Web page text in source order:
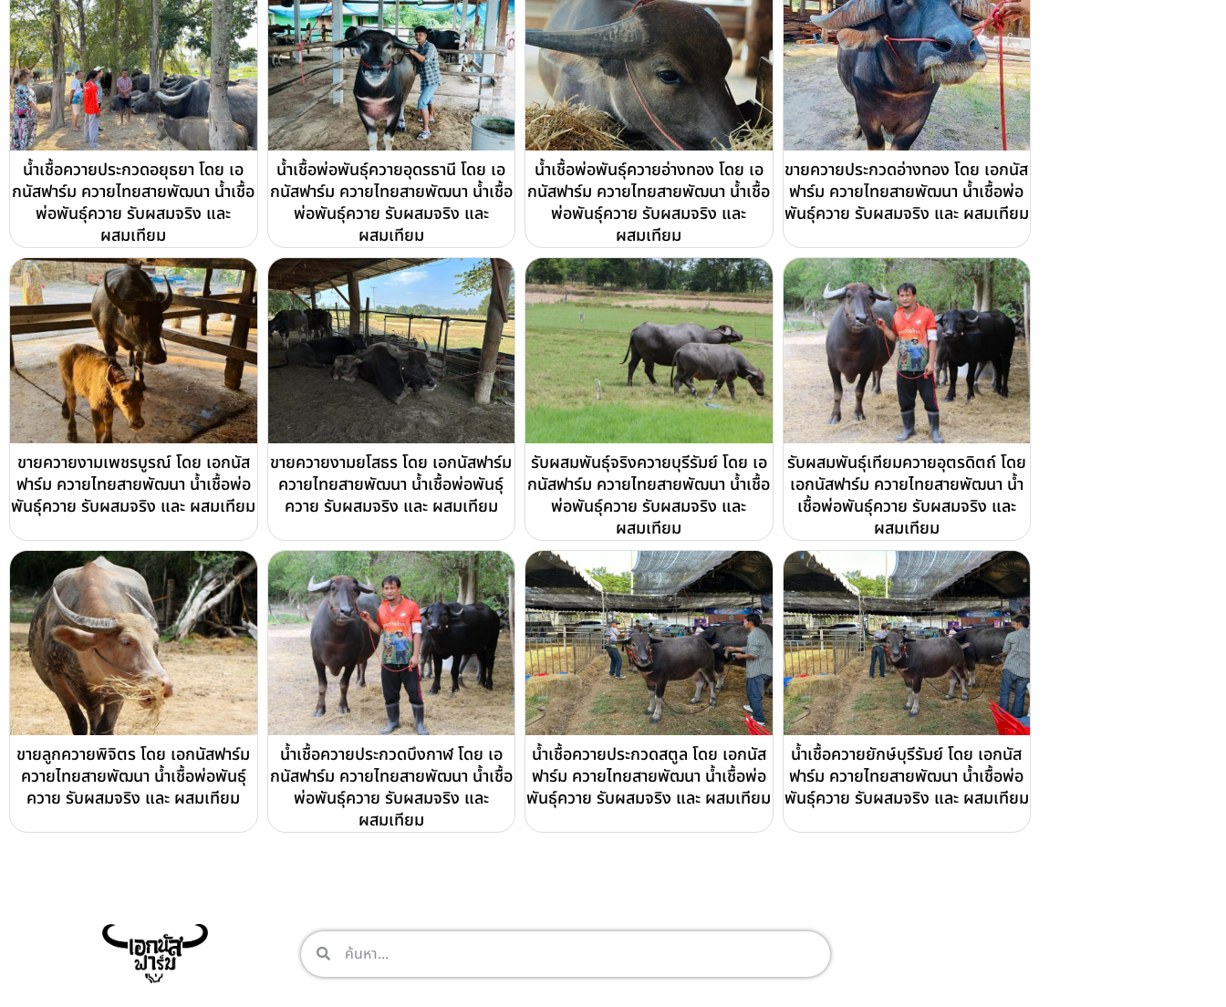
น้ำเชื้อควายประกวดอยุธยา โดย เอ
กนัสฟาร์ม ควายไทยสายพัฒนา น้ำเชื้อ
พ่อพันธุ์ควาย รับผสมจริง และ
ผสมเทียม
น้ำเชื้อพ่อพันธุ์ควายอุดรธานี โดย เอ
กนัสฟาร์ม ควายไทยสายพัฒนา น้ำเชื้อ
พ่อพันธุ์ควาย รับผสมจริง และ
ผสมเทียม
น้ำเชื้อพ่อพันธุ์ควายอ่างทอง โดย เอ
กนัสฟาร์ม ควายไทยสายพัฒนา น้ำเชื้อ
พ่อพันธุ์ควาย รับผสมจริง และ
ผสมเทียม
ขายควายประกวดอ่างทอง โดย เอกนัส
ฟาร์ม ควายไทยสายพัฒนา น้ำเชื้อพ่อ
พันธุ์ควาย รับผสมจริง และ ผสมเทียม
ขายควายงามเพชรบูรณ์ โดย เอกนัส
ฟาร์ม ควายไทยสายพัฒนา น้ำเชื้อพ่อ
พันธุ์ควาย รับผสมจริง และ ผสมเทียม
ขายควายงามยโสธร โดย เอกนัสฟาร์ม
ควายไทยสายพัฒนา น้ำเชื้อพ่อพันธุ์
ควาย รับผสมจริง และ ผสมเทียม
รับผสมพันธุ์จริงควายบุรีรัมย์ โดย เอ
กนัสฟาร์ม ควายไทยสายพัฒนา น้ำเชื้อ
พ่อพันธุ์ควาย รับผสมจริง และ
ผสมเทียม
รับผสมพันธุ์เทียมควายอุตรดิตถ์ โดย
เอกนัสฟาร์ม ควายไทยสายพัฒนา น้ำ
เชื้อพ่อพันธุ์ควาย รับผสมจริง และ
ผสมเทียม
ขายลูกควายพิจิตร โดย เอกนัสฟาร์ม
ควายไทยสายพัฒนา น้ำเชื้อพ่อพันธุ์
ควาย รับผสมจริง และ ผสมเทียม
น้ำเชื้อควายประกวดบึงกาฬ โดย เอ
กนัสฟาร์ม ควายไทยสายพัฒนา น้ำเชื้อ
พ่อพันธุ์ควาย รับผสมจริง และ
ผสมเทียม
น้ำเชื้อควายประกวดสตูล โดย เอกนัส
ฟาร์ม ควายไทยสายพัฒนา น้ำเชื้อพ่อ
พันธุ์ควาย รับผสมจริง และ ผสมเทียม
น้ำเชื้อควายยักษ์บุรีรัมย์ โดย เอกนัส
ฟาร์ม ควายไทยสายพัฒนา น้ำเชื้อพ่อ
พันธุ์ควาย รับผสมจริง และ ผสมเทียม